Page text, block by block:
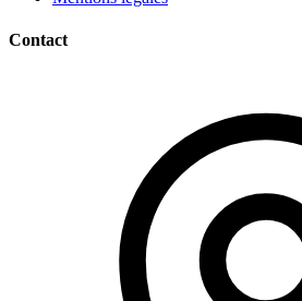
Contact